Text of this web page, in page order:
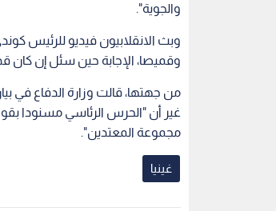
والجوية".
وبث الانقلابيون فيديو للرئيس
وقميصا، الإجابة حين سئل إن كان
من جهتها، قالت وزارة الدفاع في
غير أن "الحرس الرئاسي مسنودا
مجموعة المعتدين".
غينيا